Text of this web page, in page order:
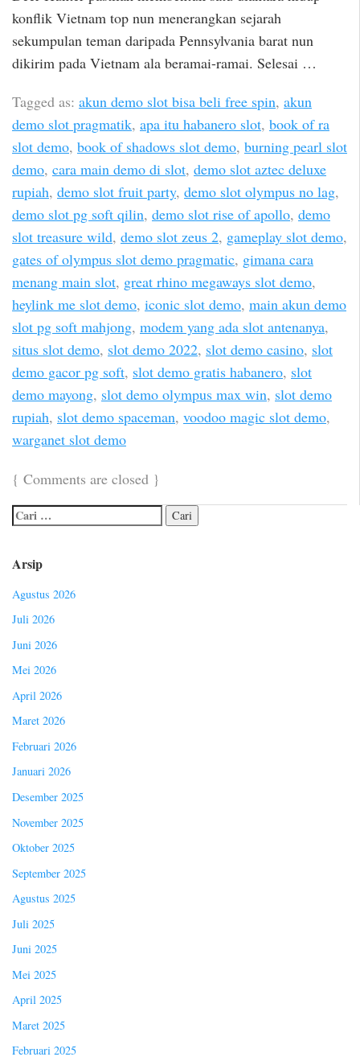
konflik Vietnam top nun menerangkan sejarah
sekumpulan teman daripada Pennsylvania barat nun
dikirim pada Vietnam ala beramai-ramai. Selesai …
Tagged as: akun demo slot bisa beli free spin, akun
demo slot pragmatik, apa itu habanero slot, book of ra
slot demo, book of shadows slot demo, burning pearl slot
demo, cara main demo di slot, demo slot aztec deluxe
rupiah, demo slot fruit party, demo slot olympus no lag,
demo slot pg soft qilin, demo slot rise of apollo, demo
slot treasure wild, demo slot zeus 2, gameplay slot demo,
gates of olympus slot demo pragmatic, gimana cara
menang main slot, great rhino megaways slot demo,
heylink me slot demo, iconic slot demo, main akun demo
slot pg soft mahjong, modem yang ada slot antenanya,
situs slot demo, slot demo 2022, slot demo casino, slot
demo gacor pg soft, slot demo gratis habanero, slot
demo mayong, slot demo olympus max win, slot demo
rupiah, slot demo spaceman, voodoo magic slot demo,
warganet slot demo
{ Comments are closed }
Arsip
Agustus 2026
Juli 2026
Juni 2026
Mei 2026
April 2026
Maret 2026
Februari 2026
Januari 2026
Desember 2025
November 2025
Oktober 2025
September 2025
Agustus 2025
Juli 2025
Juni 2025
Mei 2025
April 2025
Maret 2025
Februari 2025